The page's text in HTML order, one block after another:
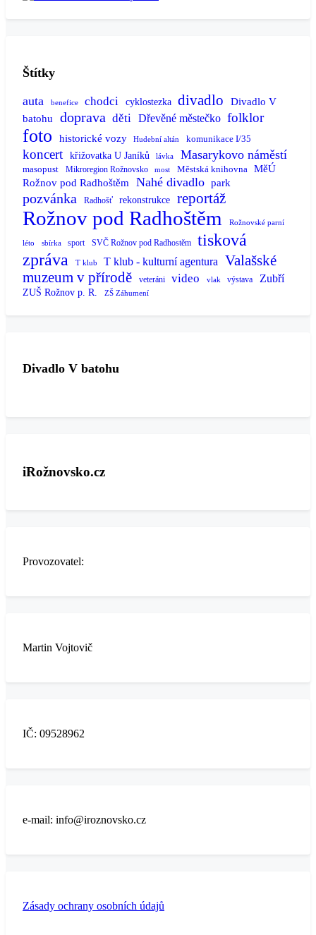
Štítky
auta
benefice chodci cyklostezka divadlo
Divadlo V
batohu
doprava děti Dřevěné městečko folklor
foto historické vozy Hudební altán komunikace I/35
koncert křižovatka U Janíků lávka Masarykovo náměstí
masopust Mikroregion Rožnovsko most Městská knihovna
MěÚ
Rožnov pod Radhoštěm
Nahé divadlo park
pozvánka Radhošť rekonstrukce reportáž
Rožnov pod Radhoštěm Rožnovské parní
léto sbírka sport SVČ Rožnov pod Radhostěm
tisková
zpráva
T klub T klub - kulturní agentura
Valašské
muzeum v přírodě
veteráni video vlak výstava Zubří
ZUŠ Rožnov p. R. ZŠ Záhumení
Divadlo V batohu
iRožnovsko.cz
Provozovatel:
Martin Vojtovič
IČ: 09528962
e-mail: info@iroznovsko.cz
Zásady ochrany osobních údajů